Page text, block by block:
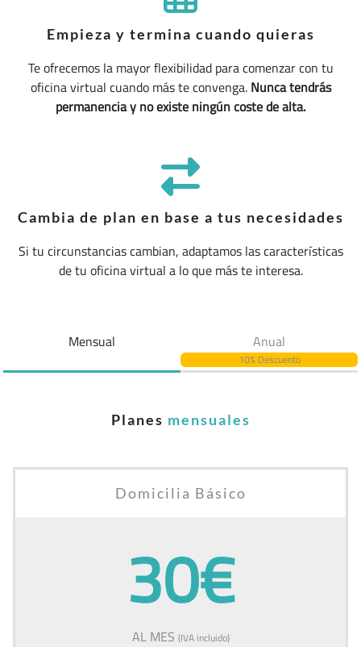
Empieza y termina cuando quieras
Te ofrecemos la mayor flexibilidad para comenzar con tu
oficina virtual cuando más te convenga.Nunca tendrás
permanencia y no existe ningún coste de alta.
Cambia de plan en base a tus necesidades
Si tu circunstancias cambian, adaptamos las características
de tu oficina virtual a lo que más te interesa.
Mensual Anual
10% Descuento
Planes mensuales
Domicilia Básico
30€
AL MES (IVA incluido)